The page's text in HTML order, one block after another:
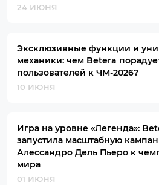
24 ИЮНЯ
Эксклюзивные функции и
механики: чем Betera
пользователей к ЧМ-2026?
10 ИЮНЯ
Игра на уровне «Легенда»:
запустила масштабную
Алессандро Дель Пьеро к
мира
01 ИЮНЯ